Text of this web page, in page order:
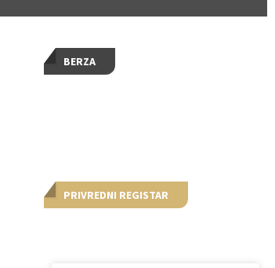
BERZA
PRIVREDNI REGISTAR